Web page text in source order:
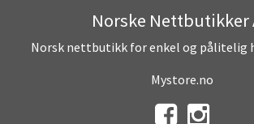
Norske Nettbutikker
Norsk nettbutikk for enkel og pålitelig
Mystore.no